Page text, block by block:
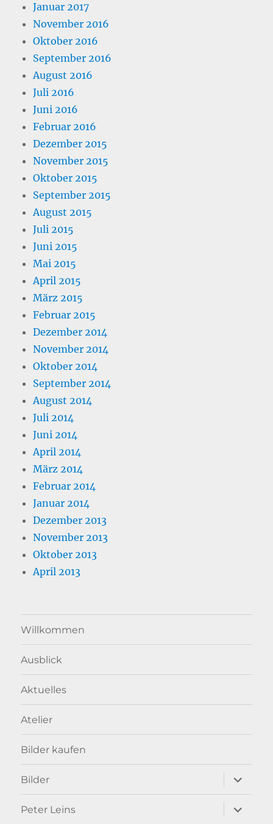
Januar 2017
November 2016
Oktober 2016
September 2016
August 2016
Juli 2016
Juni 2016
Februar 2016
Dezember 2015
November 2015
Oktober 2015
September 2015
August 2015
Juli 2015
Juni 2015
Mai 2015
April 2015
März 2015
Februar 2015
Dezember 2014
November 2014
Oktober 2014
September 2014
August 2014
Juli 2014
Juni 2014
April 2014
März 2014
Februar 2014
Januar 2014
Dezember 2013
November 2013
Oktober 2013
April 2013
Willkommen
Ausblick
Aktuelles
Atelier
Bilder kaufen
Bilder
anzeigen
Peter Leins
anzeigen